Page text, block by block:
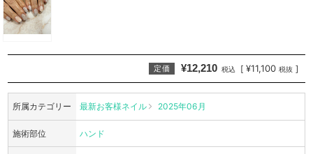
定価 ¥12,210 税込 [ ¥11,100 税抜 ]
所属カテゴリー 最新お客様ネイル 2025年06月
施術部位 ハンド